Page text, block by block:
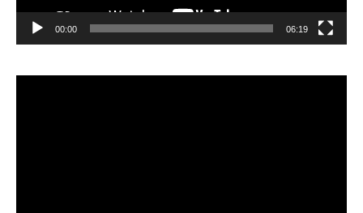
00:00 06:19